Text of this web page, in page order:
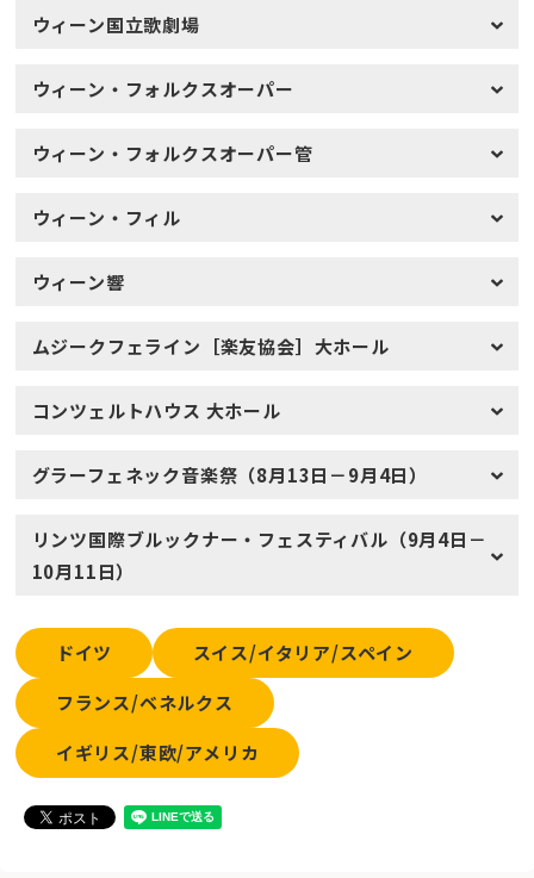
ウィーン国立歌劇場
ウィーン・フォルクスオーパー
ウィーン・フォルクスオーパー管
ウィーン・フィル
ウィーン響
ムジークフェライン［楽友協会］大ホール
コンツェルトハウス 大ホール
グラーフェネック音楽祭（8月13日－9月4日）
リンツ国際ブルックナー・フェスティバル（9月4日－
10月11日）
ドイツ
スイス/イタリア/スペイン
フランス/ベネルクス
イギリス/東欧/アメリカ